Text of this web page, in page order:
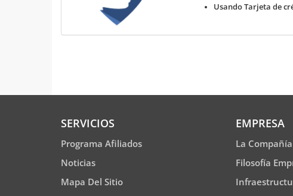
UsandoTarjeta de
SERVICIOS
Programa Afiliados
Noticias
Mapa Del Sitio
EMPRESA
La Compañía
Filosofía